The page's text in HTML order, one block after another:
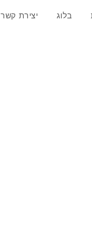
בלוג יצירת קשר